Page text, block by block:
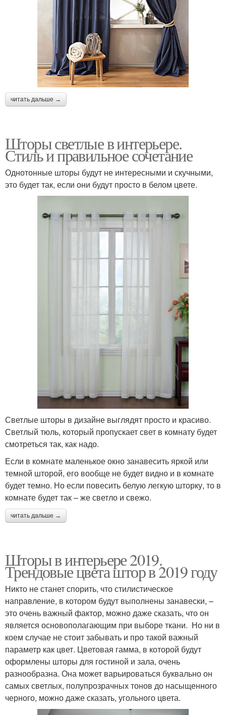
читать дальше →
Шторы светлые в интерьере.
Стиль и правильное сочетание
Однотонные шторы будут не интересными и скучными,
это будет так, если они будут просто в белом цвете.
Светлые шторы в дизайне выглядят просто и красиво.
Светлый тюль, который пропускает свет в комнату будет
смотреться так, как надо.
Если в комнате маленькое окно занавесить яркой или
темной шторой, его вообще не будет видно и в комнате
будет темно. Но если повесить белую легкую шторку, то в
комнате будет так – же светло и свежо.
читать дальше →
Шторы в интерьере 2019.
Трендовые цвета штор в 2019 году
Никто не станет спорить, что стилистическое
направление, в котором будут выполнены занавески, –
это очень важный фактор, можно даже сказать, что он
является основополагающим при выборе ткани. Но ни в
коем случае не стоит забывать и про такой важный
параметр как цвет. Цветовая гамма, в которой будут
оформлены шторы для гостиной и зала, очень
разнообразна. Она может варьироваться буквально он
самых светлых, полупрозрачных тонов до насыщенного
черного, можно даже сказать, угольного цвета.